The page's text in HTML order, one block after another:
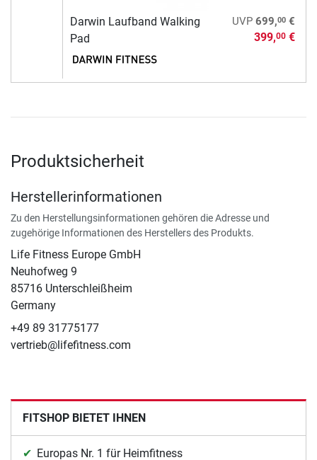
Darwin Laufband Walking
Pad
UVP 699,00€
399,00€
Produktsicherheit
Herstellerinformationen
Zu den Herstellungsinformationen gehören die Adresse und
zugehörige Informationen des Herstellers des Produkts.
Life Fitness Europe GmbH
Neuhofweg 9
85716 Unterschleißheim
Germany
+49 89 31775177
vertrieb@lifefitness.com
FITSHOP BIETET IHNEN
Europas Nr. 1 für Heimfitness